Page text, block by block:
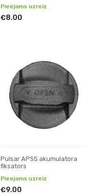
Pieejams uzreiz
€8.00
Pulsar APS5 akumulatora
fiksators
Pieejams uzreiz
€9.00